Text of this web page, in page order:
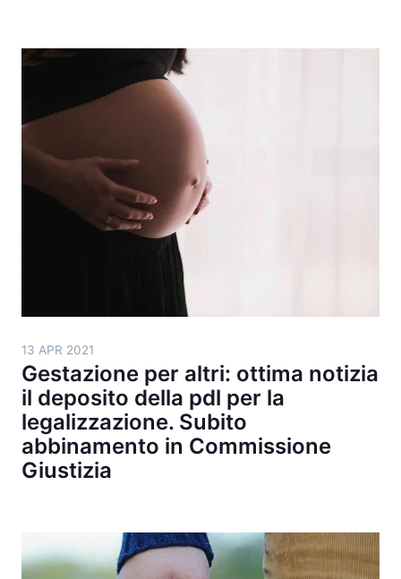
13 APR 2021
Gestazione per altri: ottima notizia
il deposito della pdl per la
legalizzazione. Subito
abbinamento in Commissione
Giustizia